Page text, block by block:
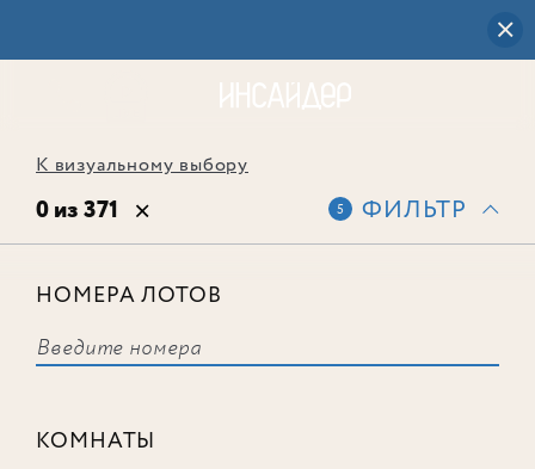
К визуальному выбору
0 из 371 5 ФИЛЬТР
НОМЕРА ЛОТОВ
КОМНАТЫ
соответствует ни одного лота